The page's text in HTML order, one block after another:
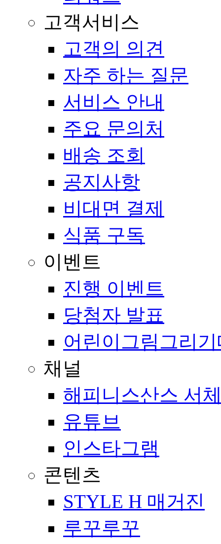
고객서비스
고객의 의견
자주 하는 질문
서비스 안내
주요 문의처
배송 조회
공지사항
비대면 결제
식품 구독
이벤트
진행 이벤트
당첨자 발표
어린이그림그리
채널
해피니스산스 서
유튜브
인스타그램
콘텐츠
STYLE H 매거진
루꾸루꾸